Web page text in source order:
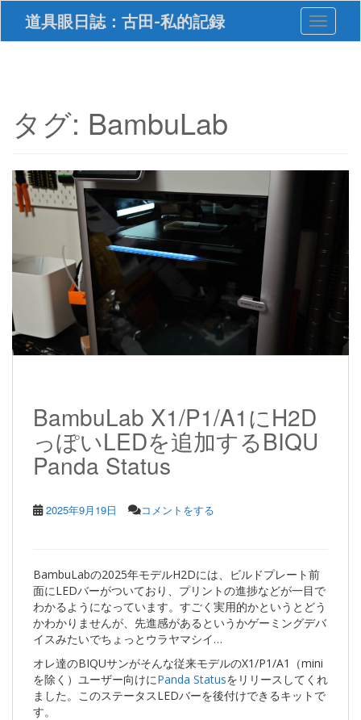
i
道具眼日誌：古田-私的記録 Toggle
タグ: BambuLab
BambuLab X1/P1/A1にH2D
っぽいLEDを追加するBIQU
Panda Status
2025年9月19日 コメントをする
BambuLabの2025年モデルH2Dには、ビルドプレート前
面にLEDバーがついており、プリントの進捗などが一目で
わかるようになっています。すごく実用的かというとどう
かわかりませんが、先進感があるというかゲーミングデバ
イスみたいでちょっとウラヤマシイ…
オレ達のBIQUサンがそんな従来モデルのX1/P1/A1（mini
を除く）ユーザー向けにPanda Statusをリリースしてくれ
ました。このステータスLEDバーを後付けできるキットで
す。